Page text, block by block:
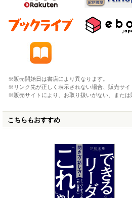
※販売開始日は書店により異なります。
※リンク先が正しく表示されない場合、販売サイ
※販売サイトにより、お取り扱いがない、または
こちらもおすすめ